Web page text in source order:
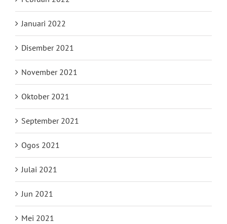
Januari 2022
Disember 2021
November 2021
Oktober 2021
September 2021
Ogos 2021
Julai 2021
Jun 2021
Mei 2021